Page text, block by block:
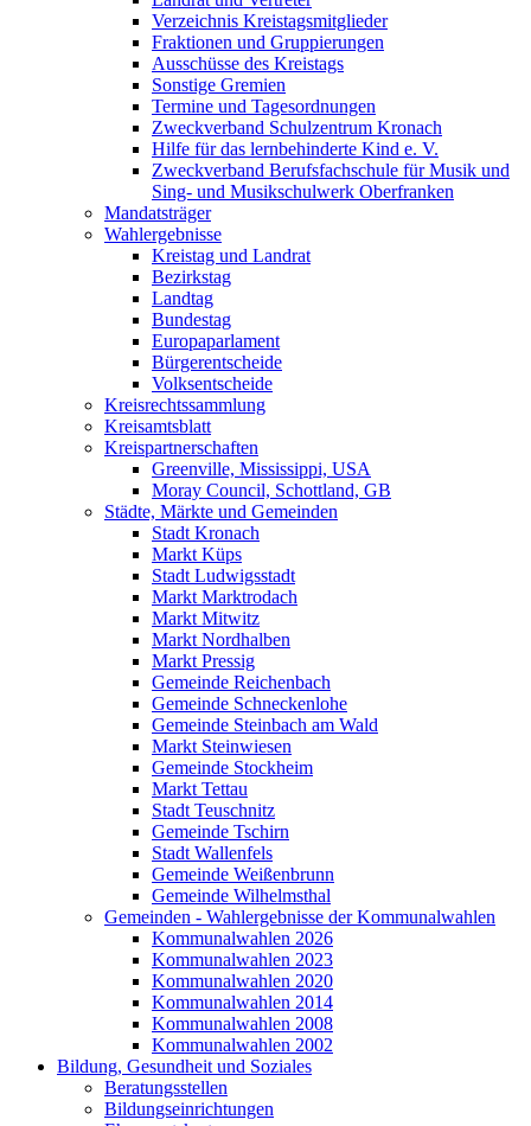
Verzeichnis Kreistagsmitglieder
Fraktionen und Gruppierungen
Ausschüsse des Kreistags
Sonstige Gremien
Termine und Tagesordnungen
Zweckverband Schulzentrum Kronach
Hilfe für das lernbehinderte Kind e. V.
Zweckverband Berufsfachschule für Musik und
Sing- und Musikschulwerk Oberfranken
Mandatsträger
Wahlergebnisse
Kreistag und Landrat
Bezirkstag
Landtag
Bundestag
Europaparlament
Bürgerentscheide
Volksentscheide
Kreisrechtssammlung
Kreisamtsblatt
Kreispartnerschaften
Greenville, Mississippi, USA
Moray Council, Schottland, GB
Städte, Märkte und Gemeinden
Stadt Kronach
Markt Küps
Stadt Ludwigsstadt
Markt Marktrodach
Markt Mitwitz
Markt Nordhalben
Markt Pressig
Gemeinde Reichenbach
Gemeinde Schneckenlohe
Gemeinde Steinbach am Wald
Markt Steinwiesen
Gemeinde Stockheim
Markt Tettau
Stadt Teuschnitz
Gemeinde Tschirn
Stadt Wallenfels
Gemeinde Weißenbrunn
Gemeinde Wilhelmsthal
Gemeinden - Wahlergebnisse der Kommunalwahlen
Kommunalwahlen 2026
Kommunalwahlen 2023
Kommunalwahlen 2020
Kommunalwahlen 2014
Kommunalwahlen 2008
Kommunalwahlen 2002
Bildung, Gesundheit und Soziales
Beratungsstellen
Bildungseinrichtungen